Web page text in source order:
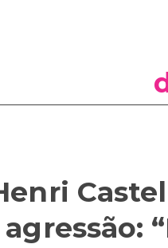
agressão: